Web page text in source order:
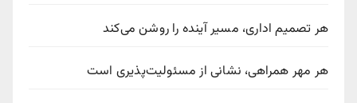
هر تصمیم اداری، مسیر آینده را روشن می‌کند
هر مهر همراهی، نشانی از مسئولیت‌پذیری است